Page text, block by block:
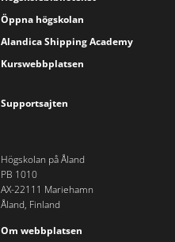
Öppna högskolan
Alandica Shipping Academy
Kurswebbplatsen
Supportsajten
Högskolan på Åland
PB 1010
AX-22111 Mariehamn
Åland, Finland
Om webbplatsen